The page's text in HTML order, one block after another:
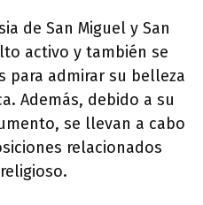
de San Miguel y San
activo y también se
para admirar su belleza
Además, debido a su
se llevan a cabo
relacionados